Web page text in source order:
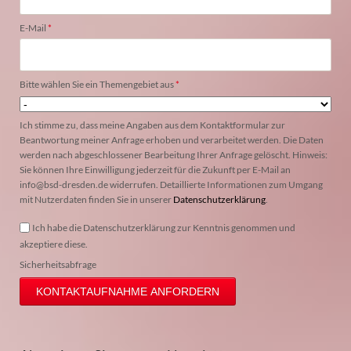
Pflichtfeld
E-Mail *
Pflichtfeld
Bitte wählen Sie ein Themengebiet aus*
Ich stimme zu, dass meine Angaben aus dem Kontaktformular zur
Beantwortung meiner Anfrage erhoben und verarbeitet werden. Die Daten
werden nach abgeschlossener Bearbeitung Ihrer Anfrage gelöscht. Hinweis:
Sie können Ihre Einwilligung jederzeit für die Zukunft per E-Mail an
info@bsd-dresden.de widerrufen. Detaillierte Informationen zum Umgang
mit Nutzerdaten finden Sie in unserer Datenschutzerklärung.
Ich habe die Datenschutzerklärung zur Kenntnis genommen und
akzeptiere diese.
Sicherheitsabfrage
KONTAKTAUFNAHME ANFORDERN